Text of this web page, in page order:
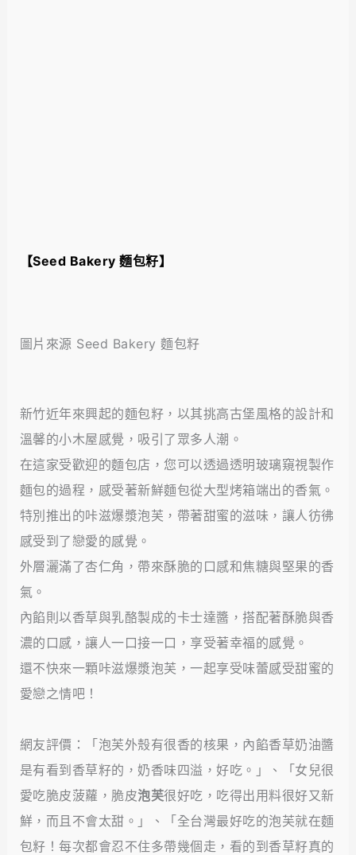
【Seed Bakery 麵包籽】
圖片來源 Seed Bakery 麵包籽
新竹近年來興起的麵包籽，以其挑高古堡風格的設計和
溫馨的小木屋感覺，吸引了眾多人潮。
在這家受歡迎的麵包店，您可以透過透明玻璃窺視製作
麵包的過程，感受著新鮮麵包從大型烤箱端出的香氣。
特別推出的咔滋爆漿泡芙，帶著甜蜜的滋味，讓人彷彿
感受到了戀愛的感覺。
外層灑滿了杏仁角，帶來酥脆的口感和焦糖與堅果的香
氣。
內餡則以香草與乳酪製成的卡士達醬，搭配著酥脆與香
濃的口感，讓人一口接一口，享受著幸福的感覺。
還不快來一顆咔滋爆漿泡芙，一起享受味蕾感受甜蜜的
愛戀之情吧！
網友評價：「泡芙外殼有很香的核果，內餡香草奶油醬
是有看到香草籽的，奶香味四溢，好吃。」、「女兒很
愛吃脆皮菠蘿，脆皮泡芙很好吃，吃得出用料很好又新
鮮，而且不會太甜。」、「全台灣最好吃的泡芙就在麵
包籽！每次都會忍不住多帶幾個走，看的到香草籽真的